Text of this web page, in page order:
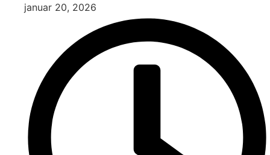
januar 20, 2026